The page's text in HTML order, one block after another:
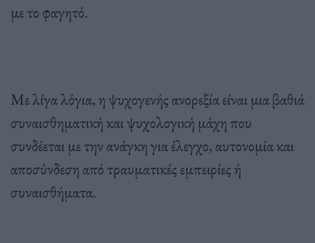
με το φαγητό.
Με λίγα λόγια, η ψυχογενής ανορεξία είναι μια βαθιά
συναισθηματική και ψυχολογική μάχη που
συνδέεται με την ανάγκη για έλεγχο, αυτονομία και
αποσύνδεση από τραυματικές εμπειρίες ή
συναισθήματα.